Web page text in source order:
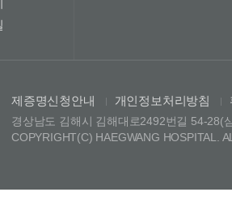
제증명신청안내 | 개인정보처리방침 |
경상남도 김해시 김해대로2492번길 54-28(
COPYRIGHT(C) HAEGWANG HOSPITAL.